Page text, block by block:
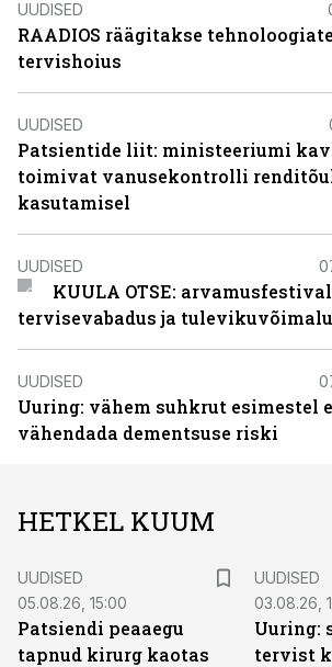
UUDISED
RAADIOS räägitakse
tervishoius
UUDISED
Patsientide liit: ministeeriumi
toimivat vanusekontrolli
kasutamisel
UUDISED
KUULA OTSE:
tervisevabadus ja
UUDISED
Uuring: vähem suhkrut esimestel
vähendada dementsuse riski
HETKEL KUUM
UUDISED
05.08.26, 15:00
Patsiendi peaaegu
tapnud kirurg kaotas
UUDISED
03.08.26,
Uuring:
tervist